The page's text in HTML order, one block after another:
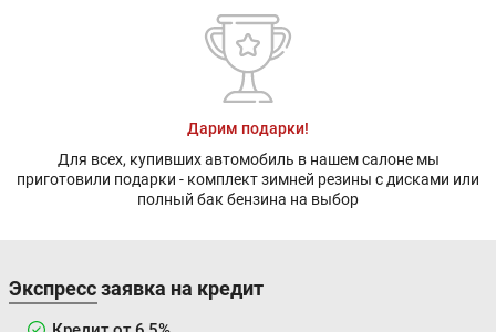
Дарим подарки!
Для всех, купивших автомобиль в нашем салоне мы
приготовили подарки - комплект зимней резины с дисками или
полный бак бензина на выбор
Экспресс заявка на кредит